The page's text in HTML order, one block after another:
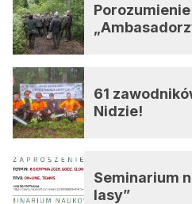
61
Nidzie!
Seminarium
lasy”